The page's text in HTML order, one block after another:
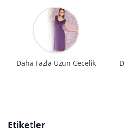
Daha Fazla Uzun Gecelik
Etiketler